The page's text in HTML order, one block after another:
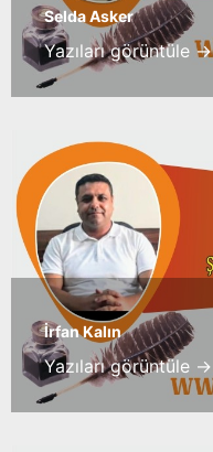
Selda Asker
Yazıları görüntüle →
İrfan Kalın
Yazıları görüntüle →